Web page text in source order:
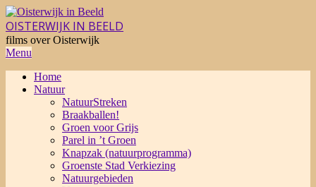
Skip
to
content
OISTERWIJK IN BEELD
films over Oisterwijk
Primary
Menu
Menu
Home
Natuur
NatuurStreken
Braakballen!
Groen voor Grijs
Parel in ’t Groen
Knapzak (natuurprogramma)
Groenste Stad Verkiezing
Natuurgebieden